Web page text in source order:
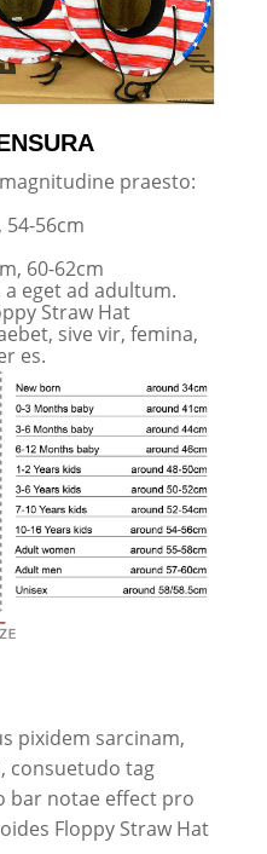
praesto:
54-56cm
60-62cm
eget ad adultum.
Straw Hat
sive vir, femina,
es.
pixidem sarcinam,
consuetudo tag
bar notae effect pro
Floppy Straw Hat